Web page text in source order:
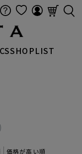
SHOPLIST
価格が高い順